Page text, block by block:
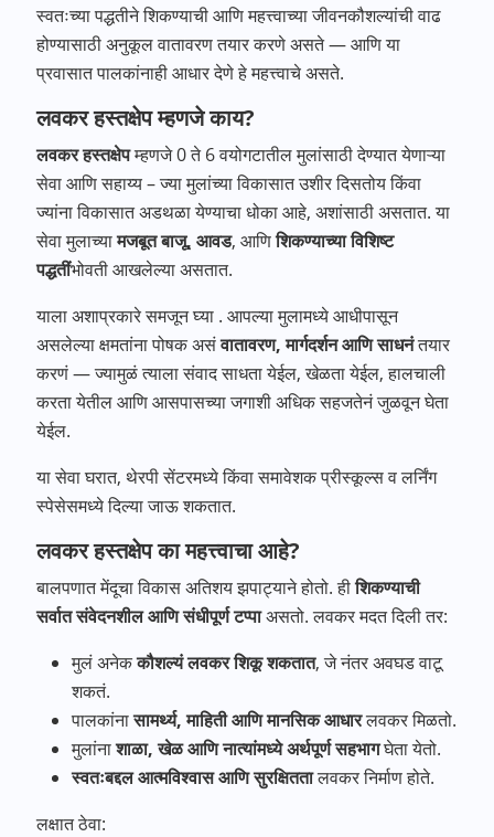
स्वतःच्या पद्धतीने शिकण्याची आणि महत्त्वाच्या जीवनकौशल्यांची वाढ
होण्यासाठी अनुकूल वातावरण तयार करणे असते — आणि या
प्रवासात पालकांनाही आधार देणे हे महत्त्वाचे असते.
लवकर हस्तक्षेप म्हणजे काय?
लवकर हस्तक्षेपम्हणजे 0 ते 6 वयोगटातील मुलांसाठी देण्यात येणाऱ्या
सेवा आणि सहाय्य – ज्या मुलांच्या विकासात उशीर दिसतोय किंवा
ज्यांना विकासात अडथळा येण्याचा धोका आहे, अशांसाठी असतात. या
सेवा मुलाच्यामजबूत बाजू, आवड, आणिशिकण्याच्या विशिष्ट
पद्धतींभोवती आखलेल्या असतात.
याला अशाप्रकारे समजून घ्या . आपल्या मुलामध्ये आधीपासून
असलेल्या क्षमतांना पोषक असंवातावरण, मार्गदर्शन आणि साधनंतयार
करणं — ज्यामुळं त्याला संवाद साधता येईल, खेळता येईल, हालचाली
करता येतील आणि आसपासच्या जगाशी अधिक सहजतेनं जुळवून घेता
येईल.
या सेवा घरात, थेरपी सेंटरमध्ये किंवा समावेशक प्रीस्कूल्स व लर्निंग
स्पेसेसमध्ये दिल्या जाऊ शकतात.
लवकर हस्तक्षेप का महत्त्वाचा आहे?
बालपणात मेंदूचा विकास अतिशय झपाट्याने होतो. हीशिकण्याची
सर्वात संवेदनशील आणि संधीपूर्ण टप्पाअसतो. लवकर मदत दिली तर:
मुलं अनेककौशल्यं लवकर शिकू शकतात, जे नंतर अवघड वाटू
शकतं.
पालकांनासामर्थ्य, माहिती आणि मानसिक आधारलवकर मिळतो.
मुलांनाशाळा, खेळ आणि नात्यांमध्ये अर्थपूर्ण सहभागघेता येतो.
स्वतःबद्दल आत्मविश्वास आणि सुरक्षिततालवकर निर्माण होते.
लक्षात ठेवा: